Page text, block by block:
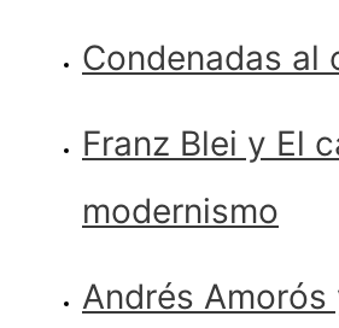
Condenadas al
Franz Blei y El
modernismo
Andrés Amorós